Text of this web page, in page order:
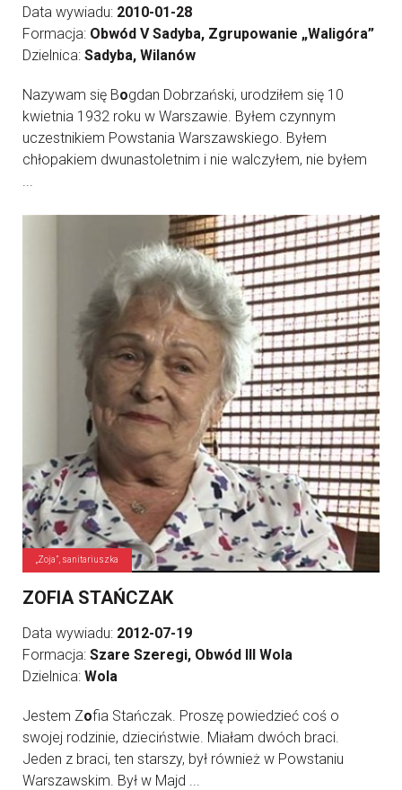
Data wywiadu: 2010-01-28
Formacja: Obwód V Sadyba, Zgrupowanie „Waligóra”
Dzielnica: Sadyba, Wilanów
Nazywam się Bogdan Dobrzański, urodziłem się 10
kwietnia 1932 roku w Warszawie. Byłem czynnym
uczestnikiem Powstania Warszawskiego. Byłem
chłopakiem dwunastoletnim i nie walczyłem, nie byłem
...
„Zoja”, sanitariuszka
ZOFIA STAŃCZAK
Data wywiadu: 2012-07-19
Formacja: Szare Szeregi, Obwód III Wola
Dzielnica: Wola
Jestem Zofia Stańczak. Proszę powiedzieć coś o
swojej rodzinie, dzieciństwie. Miałam dwóch braci.
Jeden z braci, ten starszy, był również w Powstaniu
Warszawskim. Był w Majd ...